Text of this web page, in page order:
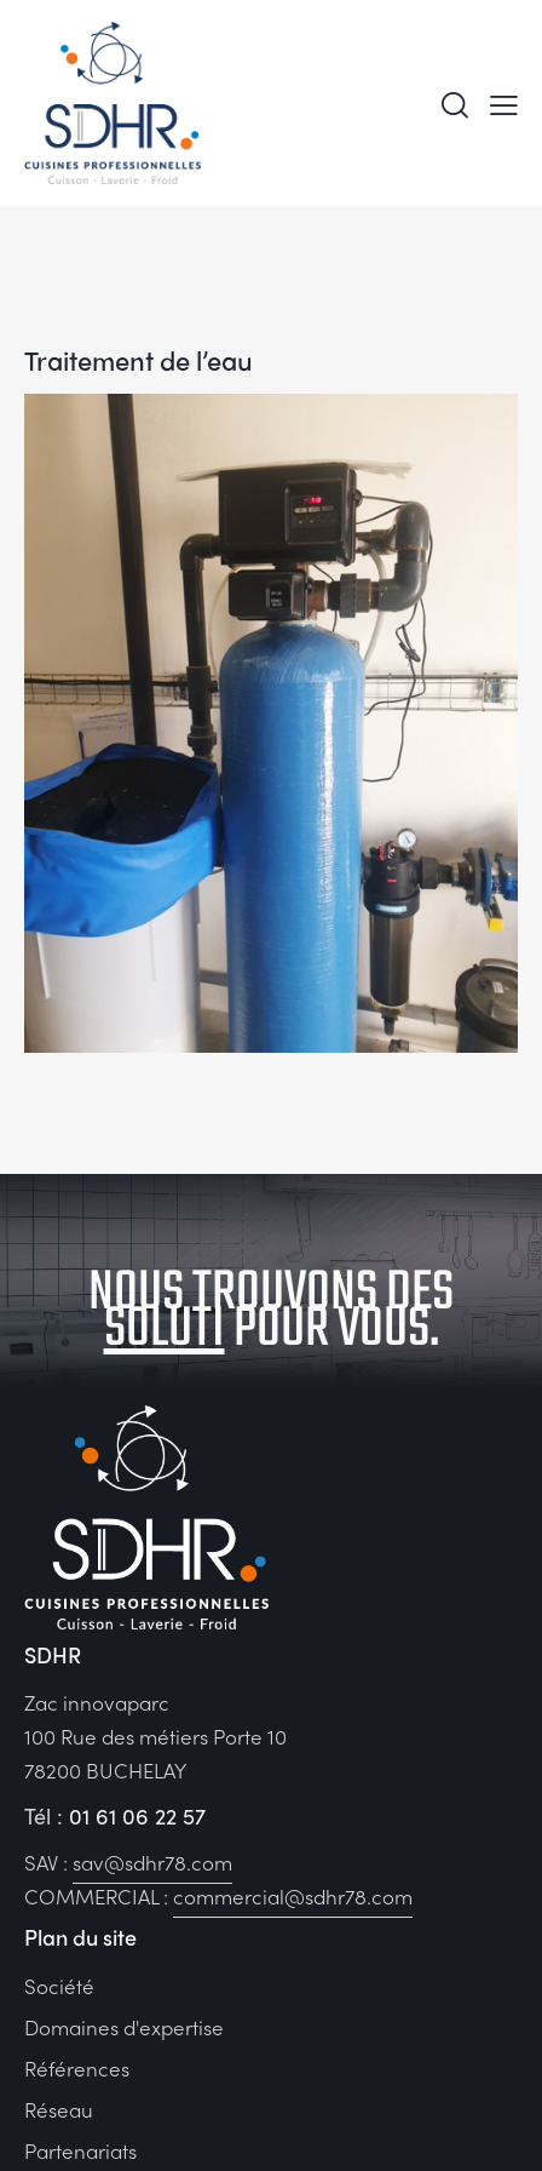
Traitement de l’eau
NOUS TROUVONS DES
SOLUTIONSPOUR VOUS.
SDHR
Zac innovaparc
100 Rue des métiers Porte 10
78200 BUCHELAY
Tél : 01 61 06 22 57
SAV : sav@sdhr78.com
COMMERCIAL : commercial@sdhr78.com
Plan du site
Société
Domaines d'expertise
Références
Réseau
Partenariats